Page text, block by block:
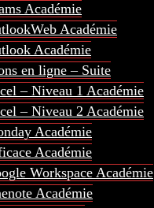
Académie
Académie
Académie
en ligne – Suite
– Niveau 1 Académie
– Niveau 2 Académie
Académie
Académie
Workspace Académie
Académie